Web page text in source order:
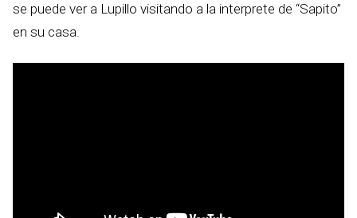
se puede ver a Lupillo visitando a la interprete de “Sapito”
en su casa.